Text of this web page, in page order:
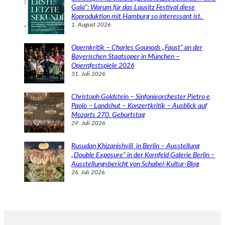
Gala“: Warum für das Lausitz Festival diese
Koproduktion mit Hamburg so interessant ist.
1. August 2026
Opernkritik – Charles Gounods „Faust“ an der
Bayerischen Staatsoper in München –
Opernfestspiele 2026
31. Juli 2026
Christoph Goldstein – Sinfonieorchester Pietro e
Paolo – Landshut – Konzertkritik – Ausblick auf
Mozarts 270. Geburtstag
29. Juli 2026
Rusudan Khizanishvili in Berlin – Ausstellung
„Double Exposure“ in der Kornfeld Galerie Berlin –
Ausstellungsbericht von Schabel-Kultur-Blog
26. Juli 2026